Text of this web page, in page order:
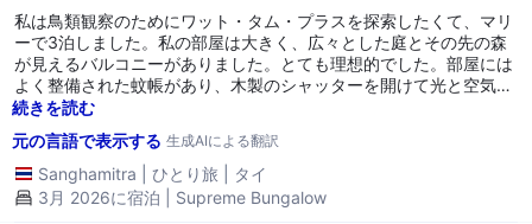
私は鳥類観察のためにワット・タム・プラスを探索したくて、マリ
ーで3泊しました。私の部屋は大きく、広々とした庭とその先の森
が見えるバルコニーがありました。とても理想的でした。部屋には
よく整備された蚊帳があり、木製のシャッターを開けて光と空気を
入れることができました。部屋のアメニティ、冷蔵庫や扇風機はす
べて正常に動作しており、シャワーも温水が出ました。駐車スペー
スも十分にありました。マリーは毎朝私のためにパックされた朝食
を用意してくれたので、早く鳥類観察に出かけることができ、とて
も満足しました。この場所は田舎風ですが、森への getaway を望
む誰にでもお勧めします。とても快適な滞在でした。
続きを読む
元の言語で表示する 生成AIによる翻訳
Sanghamitra ひとり旅
タイ
3月 2026に宿泊 | Supreme Bungalow